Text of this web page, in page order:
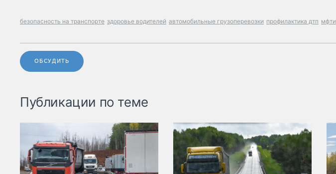
безопасность на транспорте здоровье водителей автомобильные грузоперевозки профилактика дтп мфти
ОБСУДИТЬ
Публикации по теме